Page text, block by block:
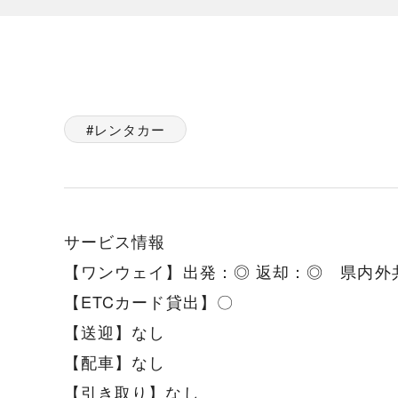
レンタカー
サービス情報
【ワンウェイ】出発：◎ 返却：◎ 県内外
【ETCカード貸出】〇
【送迎】なし
【配車】なし
【引き取り】なし